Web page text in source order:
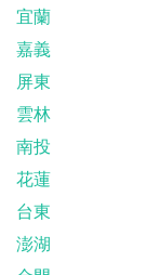
宜蘭
嘉義
屏東
雲林
南投
花蓮
台東
澎湖